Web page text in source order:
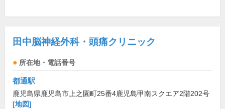
田中脳神経外科・頭痛クリニック
所在地・電話番号
都通駅
鹿児島県鹿児島市上之園町25番4鹿児島甲南スクエア2階202号
[地図]